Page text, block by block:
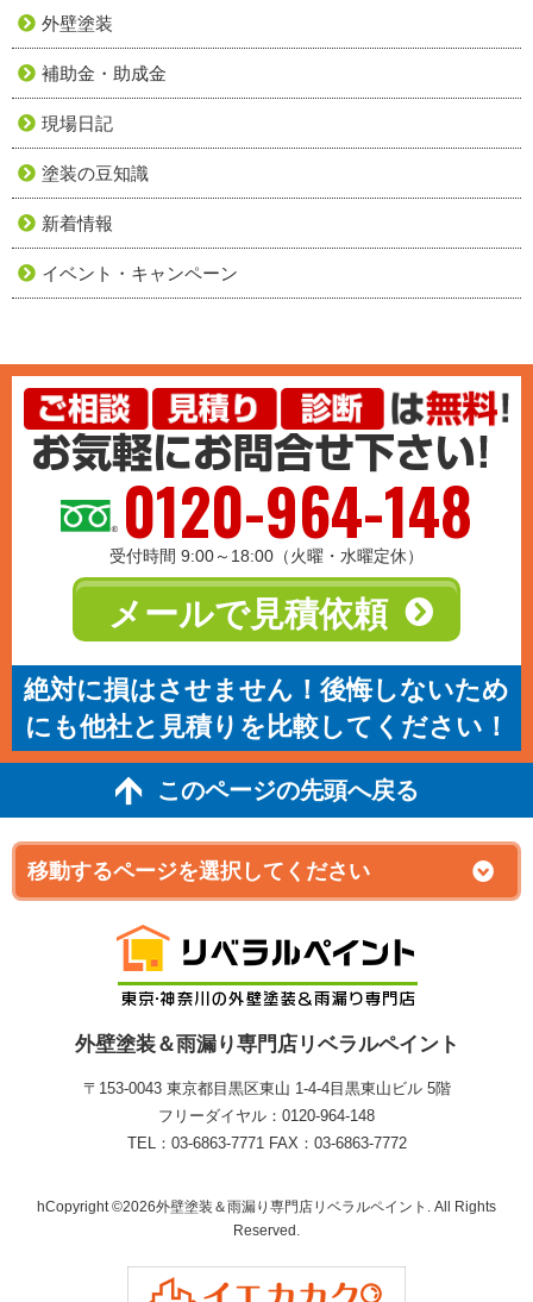
外壁塗装
補助金・助成金
現場日記
塗装の豆知識
新着情報
イベント・キャンペーン
0120-964-148
受付時間 9:00～18:00（火曜・水曜定休）
メールで見積依頼
絶対に損はさせません！後悔しないため
にも他社と見積りを比較してください！
このページの先頭へ戻る
外壁塗装＆雨漏り専門店リベラルペイント
〒153-0043 東京都目黒区東山 1‐4‐4目黒東山ビル 5階
フリーダイヤル：0120-964-148
TEL：03-6863-7771 FAX：03-6863-7772
hCopyright ©2026外壁塗装＆雨漏り専門店リベラルペイント. All Rights
Reserved.